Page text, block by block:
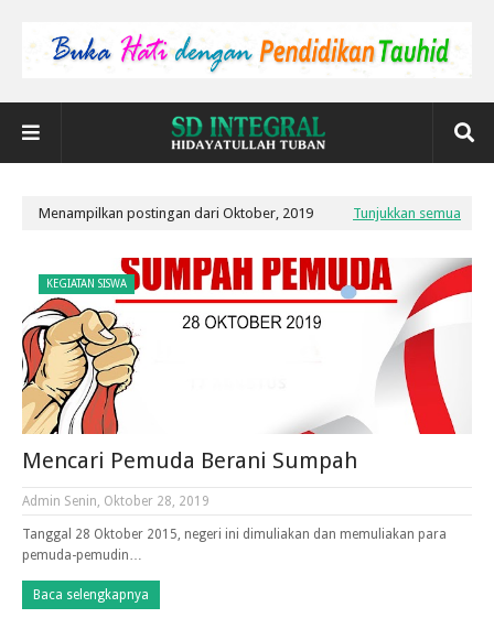
Menampilkan postingan dari Oktober, 2019 Tunjukkan semua
KEGIATAN SISWA
Mencari Pemuda Berani Sumpah
Admin Senin, Oktober 28, 2019
Tanggal 28 Oktober 2015, negeri ini dimuliakan dan memuliakan para
pemuda-pemudin…
Baca selengkapnya